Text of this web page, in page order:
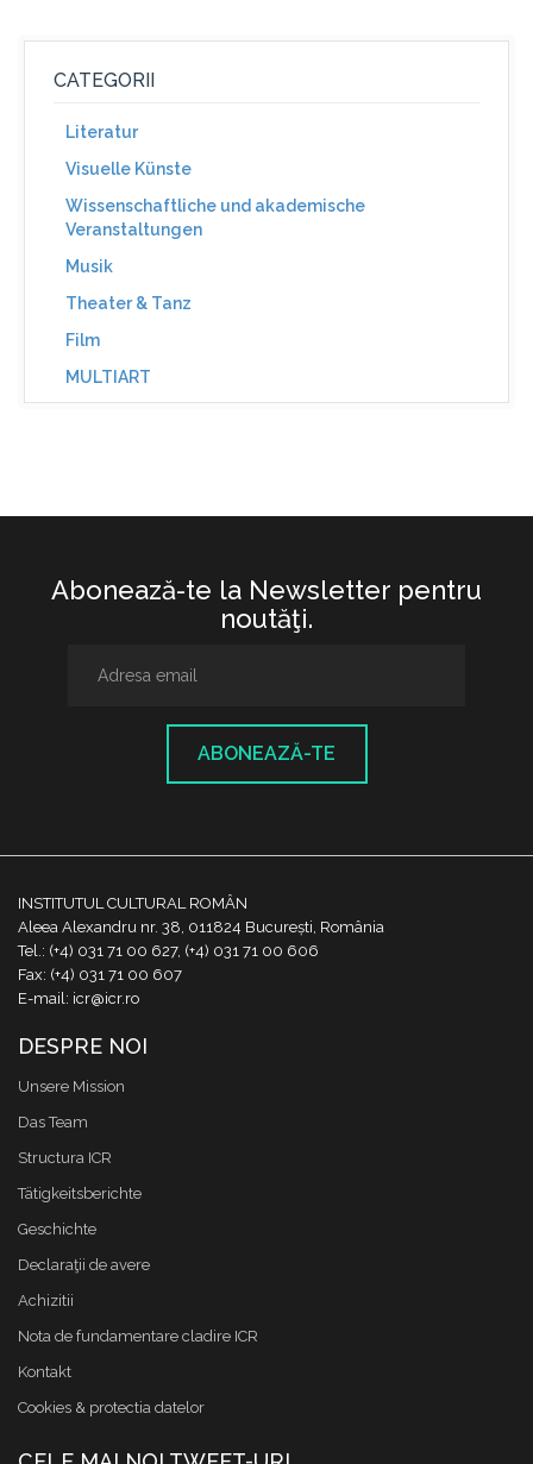
CATEGORII
Literatur
Visuelle Künste
Wissenschaftliche und akademische
Veranstaltungen
Musik
Theater & Tanz
Film
MULTIART
Abonează-te la Newsletter pentru
noutăţi.
ABONEAZĂ-TE
INSTITUTUL CULTURAL ROMÂN
Aleea Alexandru nr. 38, 011824 București, România
Tel.: (+4) 031 71 00 627, (+4) 031 71 00 606
Fax: (+4) 031 71 00 607
E-mail: icr@icr.ro
DESPRE NOI
Unsere Mission
Das Team
Structura ICR
Tätigkeitsberichte
Geschichte
Declaraţii de avere
Achizitii
Nota de fundamentare cladire ICR
Kontakt
Cookies & protectia datelor